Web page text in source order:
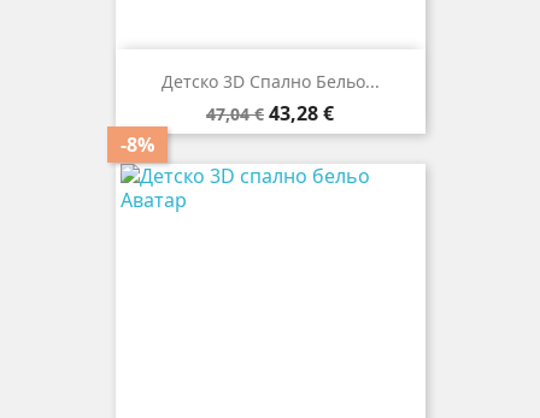
Детско 3D Спално Бельо...
Редовна
цена
47,04 €
-8%
Цена
43,28 €